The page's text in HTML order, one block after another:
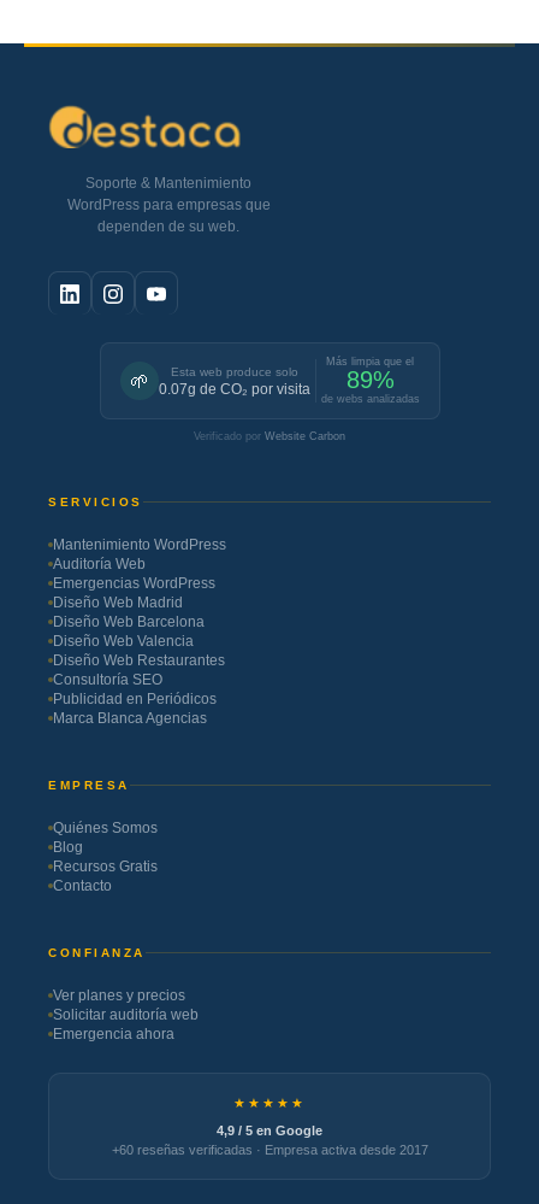
Soporte & Mantenimiento
WordPress para empresas que
dependen de su web.
🌱 Esta web produce solo
0.07g de CO₂ por visita
Más limpia que el
89%
de webs analizadas
Verificado por Website Carbon
SERVICIOS
Mantenimiento WordPress
Auditoría Web
Emergencias WordPress
Diseño Web Madrid
Diseño Web Barcelona
Diseño Web Valencia
Diseño Web Restaurantes
Consultoría SEO
Publicidad en Periódicos
Marca Blanca Agencias
EMPRESA
Quiénes Somos
Blog
Recursos Gratis
Contacto
CONFIANZA
Ver planes y precios
Solicitar auditoría web
Emergencia ahora
★★★★★
4,9 / 5 en Google
+60 reseñas verificadas · Empresa activa desde 2017